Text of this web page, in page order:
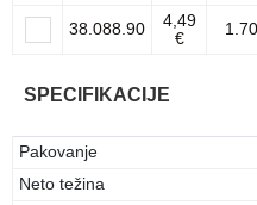
38.088.90
4,49
€
SPECIFIKACIJE
Pakovanje
Neto težina